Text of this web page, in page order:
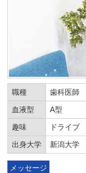
職種 歯科医師
血液型 A型
趣味 ドライ
出身大学 新潟大学
メッセージ